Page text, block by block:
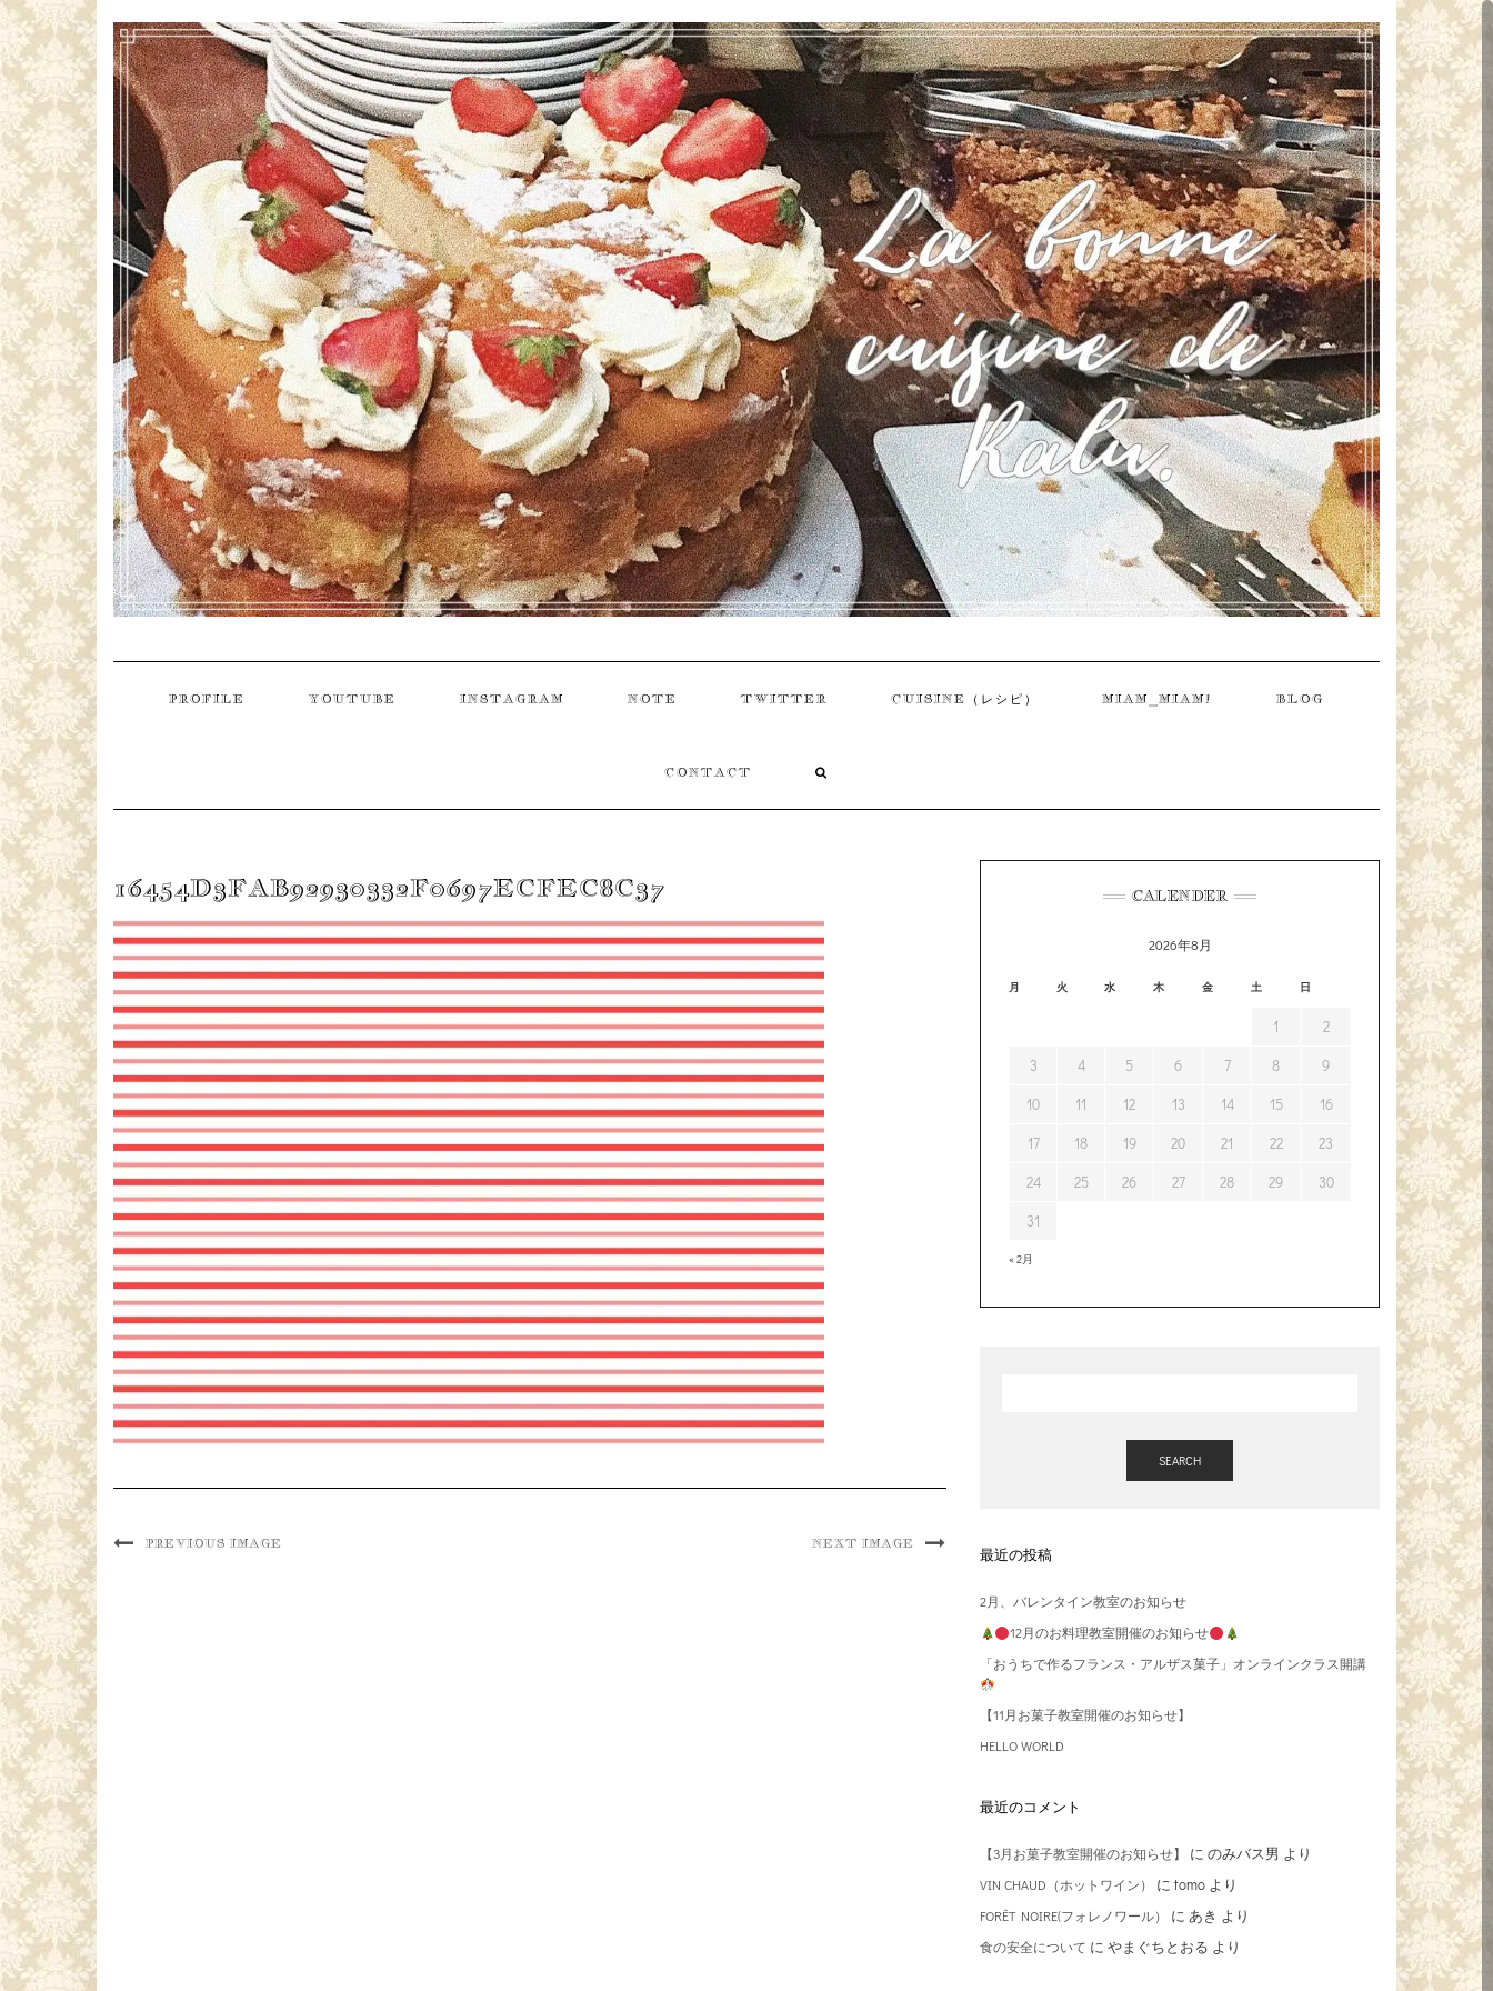
PROFILE YOUTUBE INSTAGRAM NOTE TWITTER CUISINE（レシピ） MIAM_MIAM! BLOG
CONTACT
16454D3FAB92930332F0697ECFEC8C37
PREVIOUS IMAGE NEXT IMAGE
CALENDER
2026年8月
月 火 水 木 金 土 日
« 2月
1 2
3 4 5 6 7 8 9
10 11 12 13 14 15 16
17 18 19 20 21 22 23
24 25 26 27 28 29 30
31
SEARCH
最近の投稿
2月、バレンタイン教室のお知らせ
12月のお料理教室開催のお知らせ
「おうちで作るフランス・アルザス菓子」オンラインクラス開講
【11月お菓子教室開催のお知らせ】
HELLO WORLD
最近のコメント
【3月お菓子教室開催のお知らせ】 に のみバス男 より
VIN CHAUD（ホットワイン） に tomo より
FORÊT NOIRE(フォレノワール） に あき より
食の安全について に やまぐちとおる より